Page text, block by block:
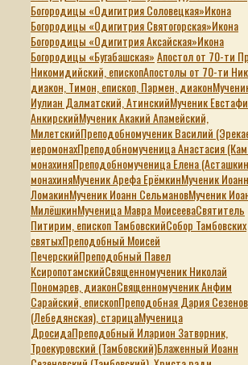
Богородицы «Одигитрия Соловецкая»Икона
Богородицы «Одигитрия Святогорская»Икона
Богородицы «Одигитрия Аксайская»Икона
Богородицы «Бугабашская»Апостол от 70-ти
Никомидийский, епископАпостолы от 70-ти
диакон, Тимон, епископ, Пармен, диакон
Иулиан Далматский, АтинскийМученик
АнкирскийМученик Акакий Апамейский,
МилетскийПреподобномученик Василий
иеромонахПреподобномученица Анастасия
монахиняПреподобномученица Елена
монахиняМученик Арефа ЕрёмкинМученик Иоанн
ЛомакинМученик Иоанн СельмановМученик
МилёшкинМученица Мавра МоисееваСвятитель
Питирим, епископ ТамбовскийСобор Тамбовских
святыхПреподобный Моисей
ПечерскийПреподобный Павел
КсиропотамскийСвященномученик Николай
Пономарев, диаконСвященномученик Анфим
Сарайский, епископПреподобная Дария
(Лебедянская), старицаМученица
ДросидаПреподобный Иларион Затворник,
Троекуровский (Тамбовский)Блаженный Иоанн